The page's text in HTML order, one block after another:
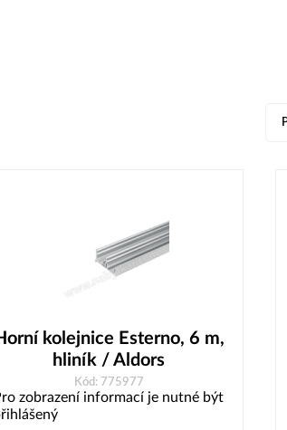
kolejnice Esterno, 6 m,
hliník / Aldors
Kód: 775977
zobrazení informací je nutné být